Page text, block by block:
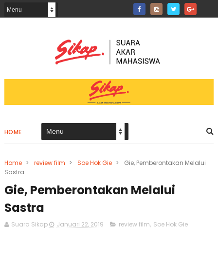
HOME
Home > review film > Soe Hok Gie >
Gie, Pemberontakan Melalui
Sastra
Gie, Pemberontakan Melalui
Sastra
Suara Sikap Januari 22, 2019 review film, Soe Hok Gie